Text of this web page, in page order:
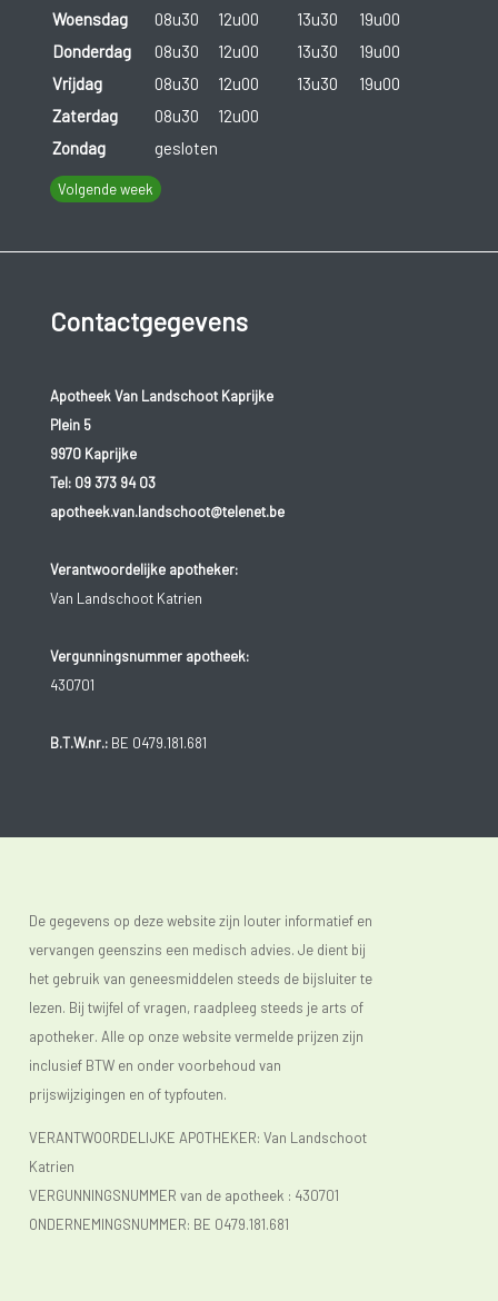
Woensdag
08u30 12u00 13u30
19u00
Donderdag
08u30 12u00 13u30
19u00
Vrijdag
08u30 12u00 13u30
19u00
Zaterdag
08u30
12u00
Zondag
gesloten
Volgende week
Contactgegevens
Apotheek Van Landschoot Kaprijke
Plein 5
9970 Kaprijke
Tel: 09 373 94 03
apotheek.van.landschoot@telenet.be
Verantwoordelijke apotheker:
Van Landschoot Katrien
Vergunningsnummer apotheek:
430701
B.T.W.nr.:BE 0479.181.681
De gegevens op deze website zijn louter informatief en
vervangen geenszins een medisch advies. Je dient bij
het gebruik van geneesmiddelen steeds de bijsluiter te
lezen. Bij twijfel of vragen, raadpleeg steeds je arts of
apotheker. Alle op onze website vermelde prijzen zijn
inclusief BTW en onder voorbehoud van
prijswijzigingen en of typfouten.
VERANTWOORDELIJKE APOTHEKER: Van Landschoot
Katrien
VERGUNNINGSNUMMER van de apotheek : 430701
ONDERNEMINGSNUMMER: BE 0479.181.681